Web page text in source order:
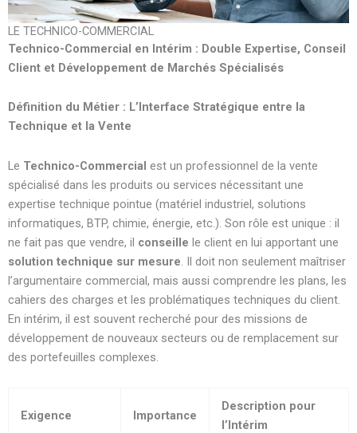
LE TECHNICO-COMMERCIAL
Technico-Commercial en Intérim : Double Expertise, Conseil
Client et Développement de Marchés Spécialisés
Définition du Métier : L’Interface Stratégique entre la
Technique et la Vente
Le Technico-Commercial est un professionnel de la vente
spécialisé dans les produits ou services nécessitant une
expertise technique pointue (matériel industriel, solutions
informatiques, BTP, chimie, énergie, etc.). Son rôle est unique : il
ne fait pas que vendre, il conseille le client en lui apportant une
solution technique sur mesure. Il doit non seulement maîtriser
l’argumentaire commercial, mais aussi comprendre les plans, les
cahiers des charges et les problématiques techniques du client.
En intérim, il est souvent recherché pour des missions de
développement de nouveaux secteurs ou de remplacement sur
des portefeuilles complexes.
Exigence Importance
Description pour
l’Intérim